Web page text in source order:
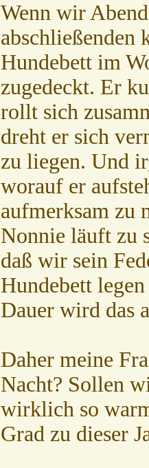
Wenn wir
abschließenden
Hundebett im
zugedeckt. Er
rollt sich
dreht er sich
zu liegen. Und
worauf er
aufmerksam zu
Nonnie läuft zu
daß wir sein
Hundebett
Dauer wird das
Daher meine
Nacht? Sollen
wirklich so
Grad zu dieser